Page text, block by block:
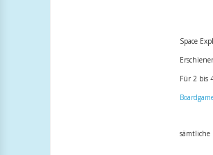
Space
Für 2 bis
sämtliche